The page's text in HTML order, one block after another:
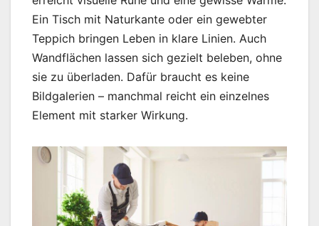
Ein Tisch mit Naturkante oder ein gewebter
Teppich bringen Leben in klare Linien. Auch
Wandflächen lassen sich gezielt beleben, ohne
sie zu überladen. Dafür braucht es keine
Bildgalerien – manchmal reicht ein einzelnes
Element mit starker Wirkung.